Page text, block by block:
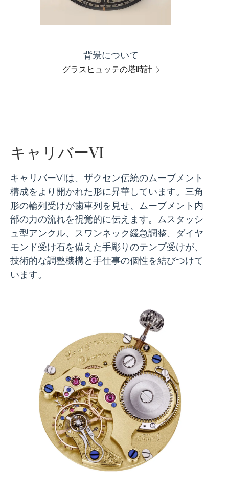
背景について
グラスヒュッテの塔時計
キャリバーVI
キャリバーVIは、ザクセン伝統のムーブメント
構成をより開かれた形に昇華しています。三角
形の輪列受けが歯車列を見せ、ムーブメント内
部の力の流れを視覚的に伝えます。ムスタッシ
ュ型アンクル、スワンネック緩急調整、ダイヤ
モンド受け石を備えた手彫りのテンプ受けが、
技術的な調整機構と手仕事の個性を結びつけて
います。